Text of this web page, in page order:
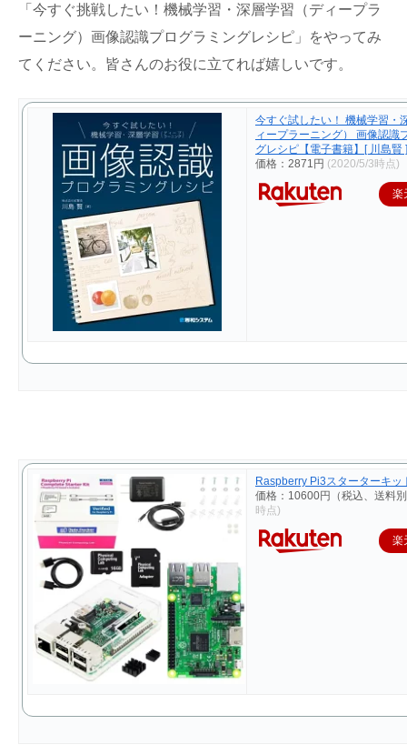
「今すぐ挑戦したい！機械学習・深層学習（ディープラ
ーニング）画像認識プログラミングレシピ」をやってみ
てください。皆さんのお役に立てれば嬉しいです。
今すぐ試したい！ 機械学習・
ィープラーニング） 画像認識
グレシピ【電子書籍】[ 川島賢 ]
価格：2871円 (2020/5/3時点)
楽
Raspberry Pi3スターターキッ
価格：10600円（税込、送料
時点)
楽